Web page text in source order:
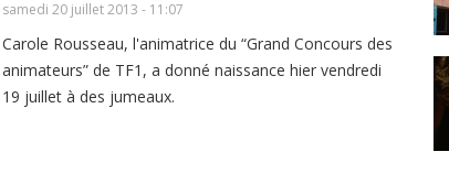
samedi 20 juillet 2013 - 11:07
Carole Rousseau, l'animatrice du “Grand Concours des
animateurs” de TF1, a donné naissance hier vendredi
19 juillet à des jumeaux.